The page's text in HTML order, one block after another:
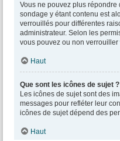
Vous ne pouvez plus
sondage y étant contenu est
verrouillés pour différentes
administrateur. Selon les
vous pouvez ou non
Haut
Que sont les icônes de sujet ?
Les icônes de sujet sont des
messages pour refléter leur
icônes de sujet dépend des
Haut